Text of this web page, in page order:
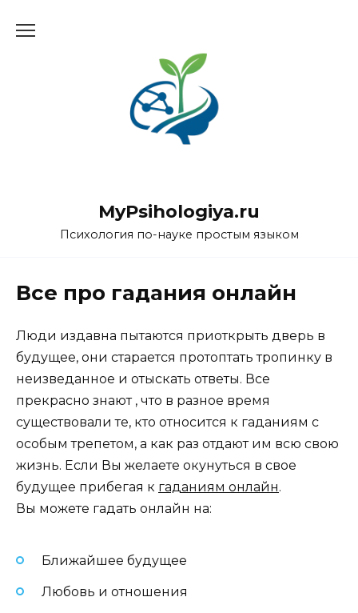
MyPsihologiya.ru
Психология по-науке простым языком
Все про гадания онлайн
Люди издавна пытаются приоткрыть дверь в
будущее, они старается протоптать тропинку в
неизведанное и отыскать ответы. Все
прекрасно знают , что в разное время
существовали те, кто относится к гаданиям с
особым трепетом, а как раз отдают им всю свою
жизнь. Если Вы желаете окунуться в свое
будущее прибегая к гаданиям онлайн.
Вы можете гадать онлайн на:
Ближайшее будущее
Любовь и отношения